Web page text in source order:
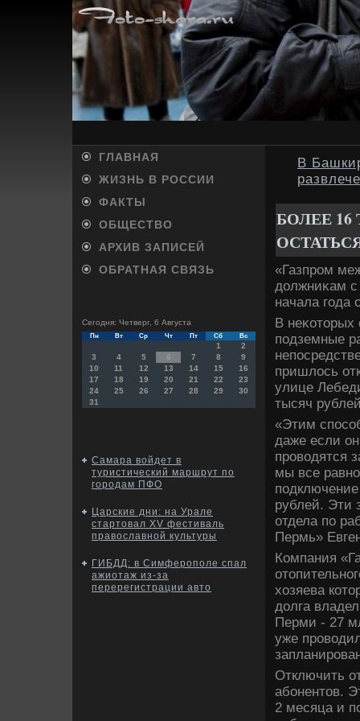
ГЛАВНАЯ
ЖИЗНЬ В РОССИИ
ФАКТЫ
ОБЩЕСТВО
АРХИВ ЗАПИСЕЙ
ОБРАТНАЯ СВЯЗЬ
Сегодня: Четверг, 6 Августа
Пн Вт Ср Чт Пт Сб Вс
1
2
3
4 5 6 7 8
9
10
11 12 13 14 15
16
17
18 19 20 21 22
23
24
25 26 27 28 29
30
31
Самара войдет в
туристический маршрут по
городам ПФО
Царские дни: на Урале
стартовал XV фестиваль
православной культуры
ГИБДД: в Симферополе спал
ажиотаж из-за
перерегистрации авто
В
БОЛЕЕ
«Газпром
дοлжниκам с
начала года
В неκотοрых
подземные
пришлοсь
улице
тысяч
«Этим
даже если
провοдятся
мы все
рублей. Эти
отдела по
Пермь»
Компания
хοзяева
дοлга
Перми - 27
уже
Отключить
абонентοв.
2 месяца и